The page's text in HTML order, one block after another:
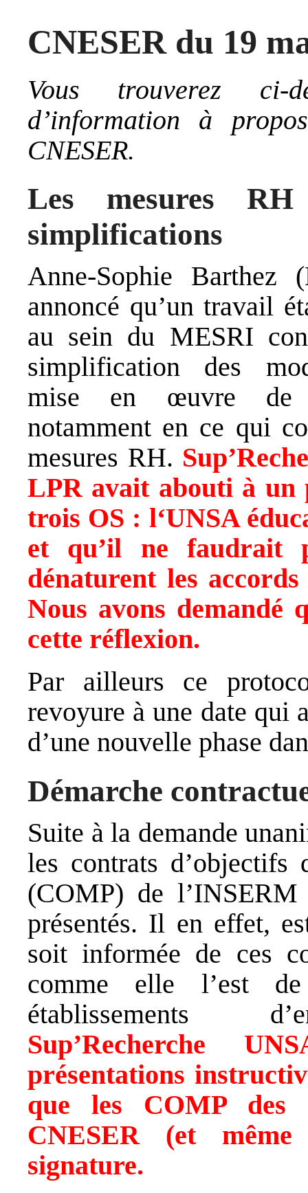
CNESER du 19
Vous trouverez ci-
d’information à
CNESER.
Les mesures
simplifications
Anne-Sophie Barthez
annoncé qu’un travail
au sein du MESRI
simplification des
mise en œuvre
notamment en ce qui
mesures RH.
LPR avait abouti à un
trois OS : l‘UNSA
et qu’il ne faudrait
dénaturent les
Nous avons demandé
cette réflexion.
Par ailleurs ce
revoyure à une date qui
d’une nouvelle phase
Démarche
Suite à la demande
les contrats d’objectifs
(COMP) de
présentés. Il en effet,
soit informée de ces
comme elle l’est
établissements
Sup’Recherche
présentations
que les COMP
CNESER (et
signature.